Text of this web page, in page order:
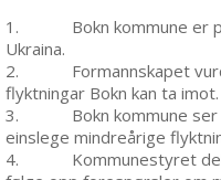
1. Bokn kommune er
Ukraina.
2. Formannskapet
flyktningar Bokn kan ta imot.
3. Bokn kommune ser
einslege mindreårige
4. Kommunestyret